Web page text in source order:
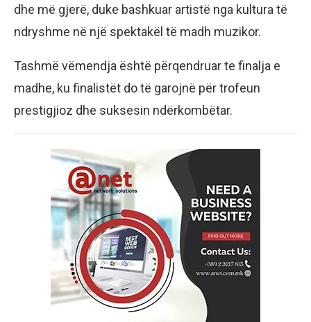
dhe më gjerë, duke bashkuar artistë nga kultura të
ndryshme në një spektakël të madh muzikor.
Tashmë vëmendja është përqendruar te finalja e
madhe, ku finalistët do të garojnë për trofeun
prestigjioz dhe suksesin ndërkombëtar.